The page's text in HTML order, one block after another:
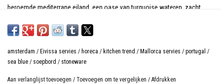
beroemde mediterrane eiland, een oase van turquoise wateren, zacht
de Eivissa-collectie, met reactieve glazuren van zandbeige en zeeblauwe
verfijnde uitstraling. Combineer beide vormen voor een casual en
amsterdam / Eivissa servies / horeca / kitchen trend / Mallorca servies / portugal /
sea blue / soepbord / stoneware
Aan verlanglijst toevoegen / Toevoegen om te vergelijken / Afdrukken